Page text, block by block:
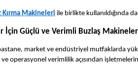
Kırma Makineleri ile birlikte kullanıldığında
İçin Güçlü ve Verimli Buzlaş
market ve endüstriyel mutfaklarda
operasyonel verimlilik açısından